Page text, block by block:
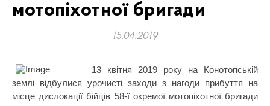
мотопіхотної бригади
15.04.2019
13 квітня 2019 року на Конотопській
землі відбулися урочисті заходи з нагоди прибуття на
місце дислокації бійців 58-ї окремої мотопіхотної бригади